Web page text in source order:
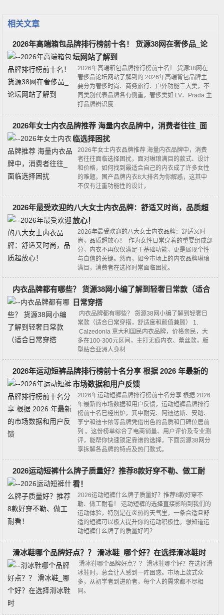
相关文章
2026年高端箱包品牌排行榜前十名！ 货源38网在奢侈品_论
坛网站了解到
2026年高端箱包品牌排行榜前十名！ 货源38网在
奢侈品论坛网站了解到的 2026年高端背包品牌主
要分为奢侈时尚、商务旅行、户外功能三大类‌，不
同类别代表品牌各有侧重，奢侈类如 LV、Prada 主
打品牌辨识度
2026年女士内衣品牌推荐 海量内衣品牌中，消费者往往_面
临选择困扰
2026年女士内衣品牌推荐 海量内衣品牌中，消费
者往往面临选择困扰，面对琳琅满目的款式、设计
和价格，如何找到最适合自己的内衣成了许多女性
的难题。国产品牌内衣8大排名为你解惑，这其中
不仅有注重功能性的设计，
2026年最受欢迎的八大女士内衣品牌：舒适又时尚，品质超
放心！
2026年最受欢迎的八大女士内衣品牌：舒适又时
尚，品质超放心！ 作为女性日常穿着的重要组成部
分，内衣不再仅仅满足于基础功能，更是展现个性
与自信的关键。然而，如今市场上的内衣品牌琳琅
满目，消费者在选择时常面临困扰。
内衣品牌都有哪些？ 货源38网小编了解到轻奢日常款（适合
日常穿搭
内衣品牌都有哪些？ 货源38网小编了解到轻奢日
常款（适合日常穿搭，舒适度和颜值兼顾） 1.
Calzedonia 意大利国民内衣品牌，价格亲民，大
多在100-300元区间，主打无痕内衣、蕾丝款，版
型贴合亚洲人身材
2026年运动短裤品牌排行榜前十名分享 根据 2026 年最新的
市场数据和用户反馈
2026年运动短裤品牌排行榜前十名分享 根据 2026
年最新的市场数据和用户反馈，运动短裤品牌排行
榜前十名已经出炉，其中‌耐克、阿迪达斯、安踏、
李宁和迪卡侬‌等品牌凭借出色的品质和口碑位居前
列 。这份榜单综合了电商销量、用户评价及专业测
评，能帮你快速锁定靠谱的选择，下面货源38网分
享拆解各品牌的特点及热门款式。
2026运动短裤什么牌子质量好？推荐8款好穿不勒、做工耐
看！
2026运动短裤什么牌子质量好？推荐8款好穿不
勒、做工耐看！ 运动短裤的选择直接影响到我们的
运动体验，特别是在炎热的天气里，一条合适且舒
适的短裤可以极大提升你的运动积极性。想知道运
动短裤什么牌子的质量好吗？
滑冰鞋哪个品牌好点？？ 滑冰鞋_哪个好？在选择滑冰鞋时
滑冰鞋哪个品牌好点？？ 滑冰鞋哪个好？在选择滑
冰鞋时，总会让人感到一阵困惑。市场上款式众
多，从初学者到进阶者，每个人的需求都不尽相
同。